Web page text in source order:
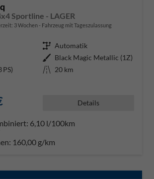
Sportline - LAGER
3 Wochen Fahrzeug mit Tageszulassung
Getriebe Automatik
Außenfarbe Black Magic Metallic (1Z)
PS) Kilometerstand 20 km
Details
6,10 l/100km
160,00 g/km